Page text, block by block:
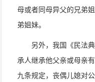
母或者同母异父的兄弟
弟姐妹。
另外，我国《民法典
承人继承他父亲或母亲
九条规定，丧偶儿媳对